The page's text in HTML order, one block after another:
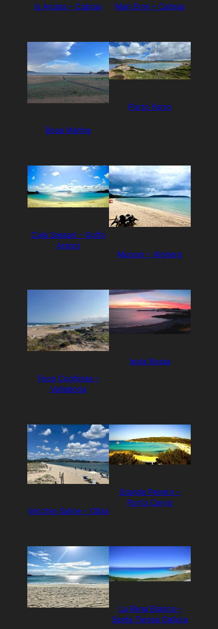
Is Arutas – Cabras Mari Ermi – Cabras
Bosa Marina
Porto Ferro
Cala Sassari – Golfo
Aranci
Mugoni – Alghero
Foce Coghinas –
Valledoria
Isola Rossa
Vecchie Saline – Olbia
Grande Pevero –
Porto Cervo
La Rena Bianca –
Santa Teresa Gallura